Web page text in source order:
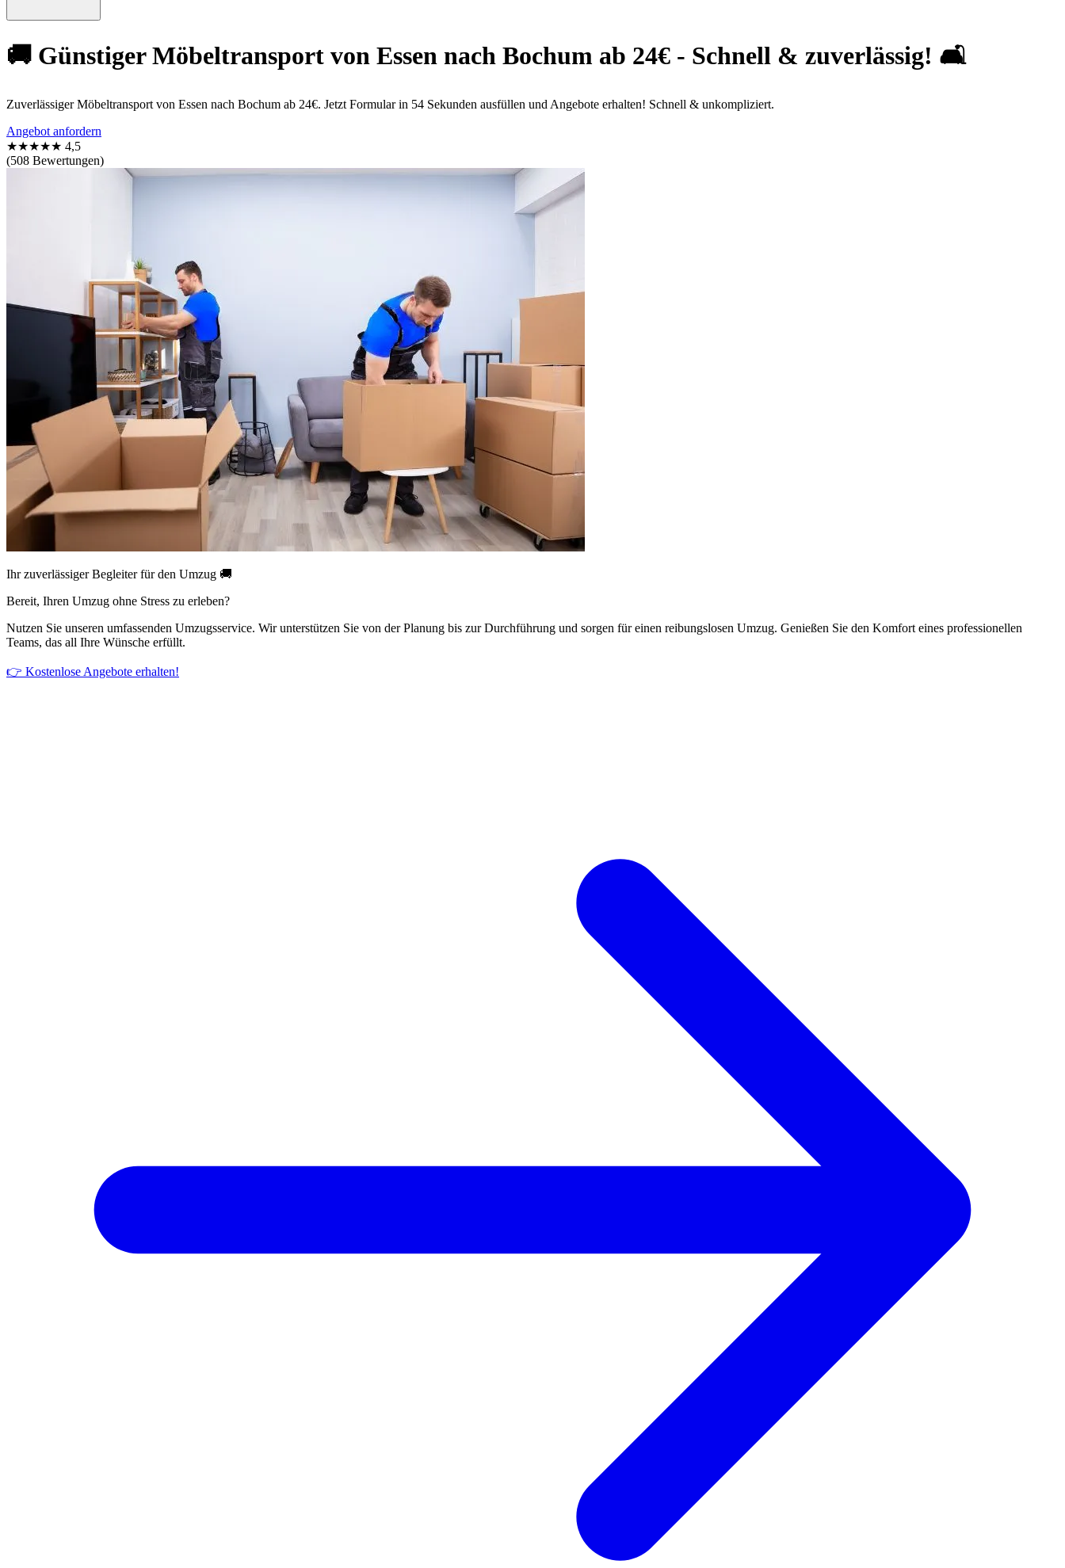
🚚 Günstiger Möbeltransport von Essen nach Bochum ab 24€ - Schnell & zuverlässig! 🛋️
Zuverlässiger Möbeltransport von Essen nach Bochum ab 24€. Jetzt Formular in 54 Sekunden ausfüllen und Angebote erhalten! Schnell & unkompliziert.
Angebot anfordern
★★★★★ 4,5
(508 Bewertungen)
Ihr zuverlässiger Begleiter für den Umzug 🚚
Bereit, Ihren Umzug ohne Stress zu erleben?
Nutzen Sie unseren umfassenden Umzugsservice. Wir unterstützen Sie von der Planung bis zur Durchführung und sorgen für einen reibungslosen Umzug. Genießen Sie den Komfort eines professionellen
Teams, das all Ihre Wünsche erfüllt.
👉 Kostenlose Angebote erhalten!